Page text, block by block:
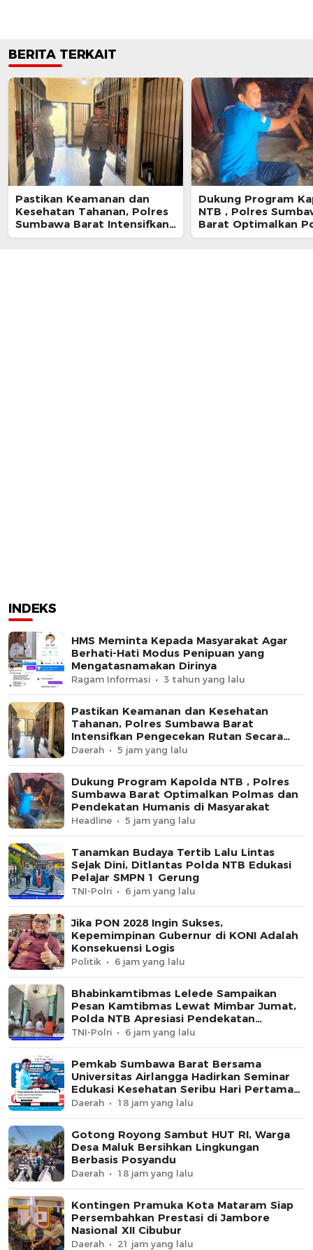
BERITA TERKAIT
Pastikan Keamanan dan
Kesehatan Tahanan, Polres
Sumbawa Barat Intensifkan
Pengecekan Rutan Secara
Dukung Program
NTB , Polres
Barat Optimalkan
dan Pendekatan
INDEKS
HMS Meminta Kepada Masyarakat Agar
Berhati-Hati Modus Penipuan yang
Mengatasnamakan Dirinya
Ragam Informasi 3 tahun yang lalu
Pastikan Keamanan dan Kesehatan
Tahanan, Polres Sumbawa Barat
Intensifkan Pengecekan Rutan Secara
Berkala
Daerah 5 jam yang lalu
Dukung Program Kapolda NTB , Polres
Sumbawa Barat Optimalkan Polmas dan
Pendekatan Humanis di Masyarakat
Headline 5 jam yang lalu
Tanamkan Budaya Tertib Lalu Lintas
Sejak Dini, Ditlantas Polda NTB Edukasi
Pelajar SMPN 1 Gerung
TNI-Polri 6 jam yang lalu
Jika PON 2028 Ingin Sukses,
Kepemimpinan Gubernur di KONI Adalah
Konsekuensi Logis
Politik 6 jam yang lalu
Bhabinkamtibmas Lelede Sampaikan
Pesan Kamtibmas Lewat Mimbar Jumat,
Polda NTB Apresiasi Pendekatan
Keagamaan
TNI-Polri 6 jam yang lalu
Pemkab Sumbawa Barat Bersama
Universitas Airlangga Hadirkan Seminar
Edukasi Kesehatan Seribu Hari Pertama
Kehidupan
Daerah 18 jam yang lalu
Gotong Royong Sambut HUT RI, Warga
Desa Maluk Bersihkan Lingkungan
Berbasis Posyandu
Daerah 18 jam yang lalu
Kontingen Pramuka Kota Mataram Siap
Persembahkan Prestasi di Jambore
Nasional XII Cibubur
Daerah 21 jam yang lalu